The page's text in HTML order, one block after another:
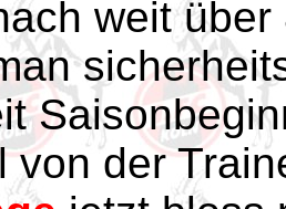
weit
von der